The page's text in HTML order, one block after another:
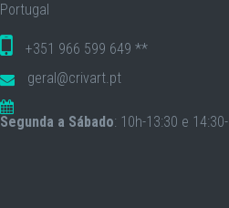
Portugal
+351 966 599 649 **
geral@crivart.pt
Segunda a Sábado: 10h-13:30 e